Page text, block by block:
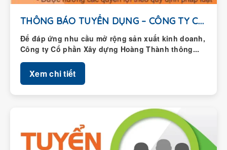
THÔNG BÁO TUYỂN DỤNG – CÔNG TY CỔ...
Để đáp ứng nhu cầu mở rộng sản xuất kinh doanh,
Công ty Cổ phần Xây dựng Hoàng Thành thông...
Xem chi tiết